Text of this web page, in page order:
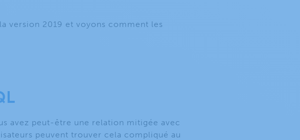
version 2019 et voyons comment les
avez peut-être une relation mitigée avec
peuvent trouver cela compliqué au